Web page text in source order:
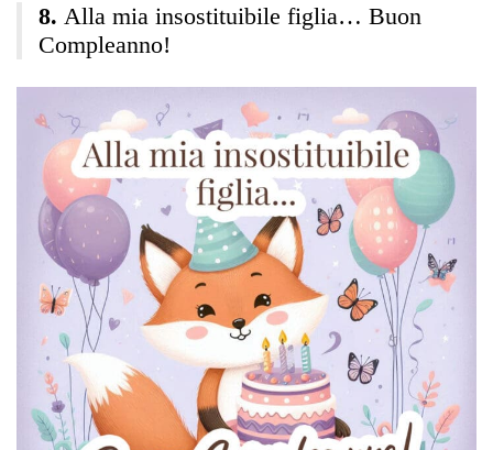
Alla mia insostituibile figlia… Buon
Compleanno!